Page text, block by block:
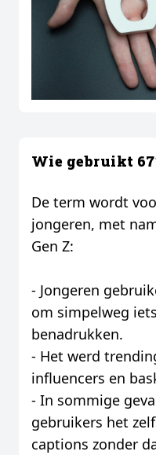
Wie gebruikt
De term wordt
jongeren, met
Gen Z:
- Jongeren
om simpelweg
benadrukken.
- Het werd
influencers en
- In sommige
gebruikers het
captions zonder